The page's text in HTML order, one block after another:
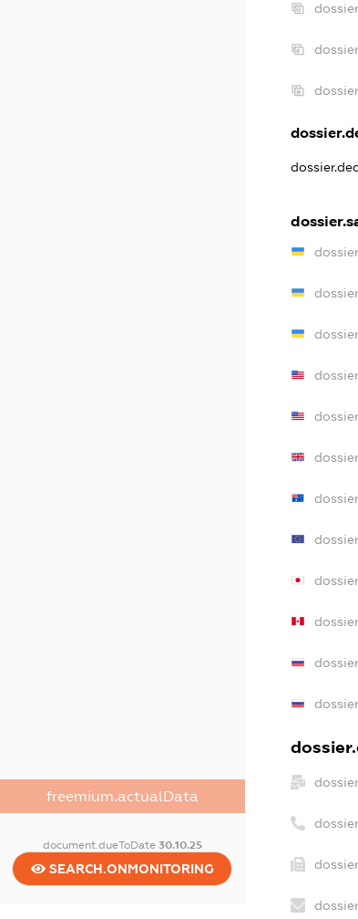
freemium.actualData
document.dueToDate 30.10.25
SEARCH.ONMONITORING